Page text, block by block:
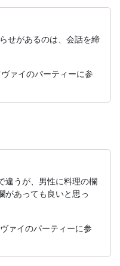
せがあるのは、会話を締
ァイのパーティーに参
違うが、男性に料理の欄
があっても良いと思っ
ァイのパーティーに参